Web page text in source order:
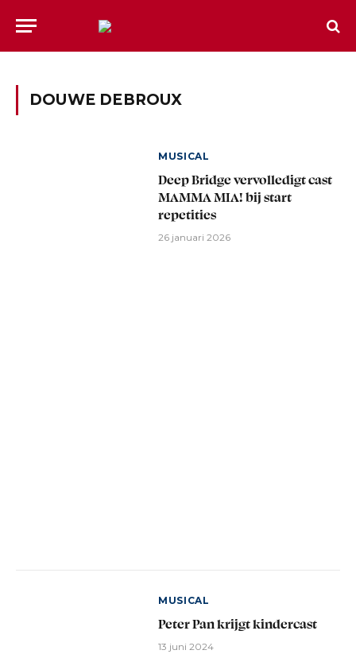
DOUWE DEBROUX
MUSICAL
Deep Bridge vervolledigt cast
MAMMA MIA! bij start
repetities
26 januari 2026
MUSICAL
Peter Pan krijgt kindercast
13 juni 2024